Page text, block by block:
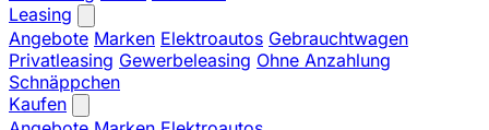
Leasing
Angebote Marken Elektroautos Gebrauchtwagen
Privatleasing Gewerbeleasing Ohne Anzahlung
Schnäppchen
Kaufen